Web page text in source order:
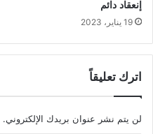
إنعقاد دائم
19 يناير، 2023
اترك تعليقاً
لن يتم نشر عنوان بريدك الإلكتروني.